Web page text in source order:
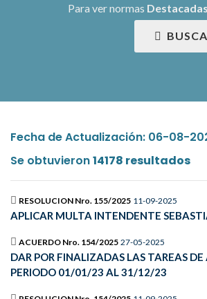
Para ver normas Destacadas
Fecha de Actualización: 06-08-
Se obtuvieron14178 resultados
RESOLUCION Nro. 155/2025 11-09-2025
APLICAR MULTA INTENDENTE
ACUERDO Nro. 154/2025 27-05-2025
DAR POR FINALIZADAS LAS TAREAS
PERIODO 01/01/23 AL 31/12/23